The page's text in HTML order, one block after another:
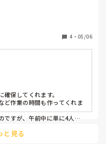
4 ・ 05/06
保してくれます。
ど作業の時間も作ってくれま
すが、午前中に単に4人中2
大変ありがたあです。
と見る